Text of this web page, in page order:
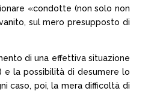
«condotte (non solo non
sul mero presupposto di
di una effettiva situazione
la possibilità di desumere lo
caso, poi, la mera difficoltà di